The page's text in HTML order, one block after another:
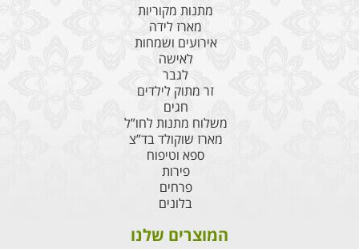
מתנות מקוריות
מארז לידה
אירועים ושמחות
לאישה
לגבר
זר מתוק לילדים
חגים
משלוח מתנות לחו”ל
מארז שוקולד בד”צ
ספא וטיפוח
פירות
פרחים
בלונים
המוצרים שלנו